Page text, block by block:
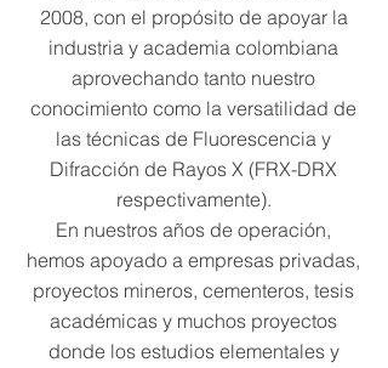
2008, con el propósito de apoyar la
industria y academia colombiana
aprovechando tanto nuestro
conocimiento como la versatilidad de
las técnicas de Fluorescencia y
Difracción de Rayos X (FRX-DRX
respectivamente).
​En nuestros años de operación,
hemos apoyado a empresas privadas,
proyectos mineros, cementeros, tesis
académicas y muchos proyectos
donde los estudios elementales y